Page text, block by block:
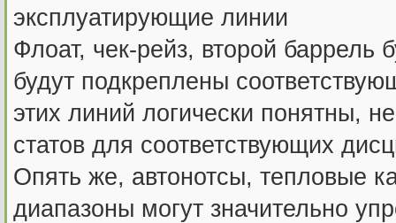
эксплуатирующие линии
Флоат, чек-рейз, второй баррель
будут подкреплены
этих линий логически понятны,
статов для соответствующих
Опять же, автонотсы, тепловые
диапазоны могут значительно